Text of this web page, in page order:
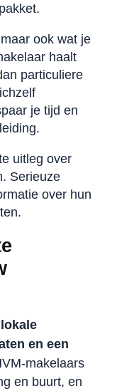
ook wat je
haalt
particuliere
je tijd en
uitleg over
Serieuze
over hun
lokale
en een
makelaars
en buurt, en